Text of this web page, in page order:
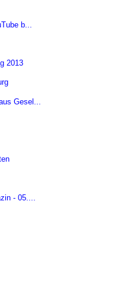
b...
2013
Gesel...
- 05....